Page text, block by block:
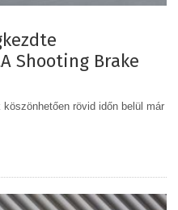
Shooting Brake
rövid időn belül már